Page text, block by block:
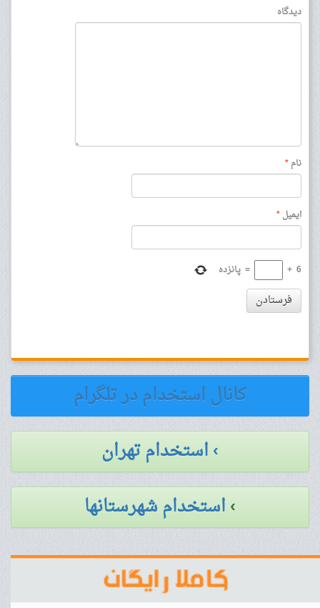
دیدگاه
نام*
ایمیل*
6
+
= پانزده
فرستادن
کانال استخدام در تلگرام
› استخدام تهران
›استخدام شهرستانها